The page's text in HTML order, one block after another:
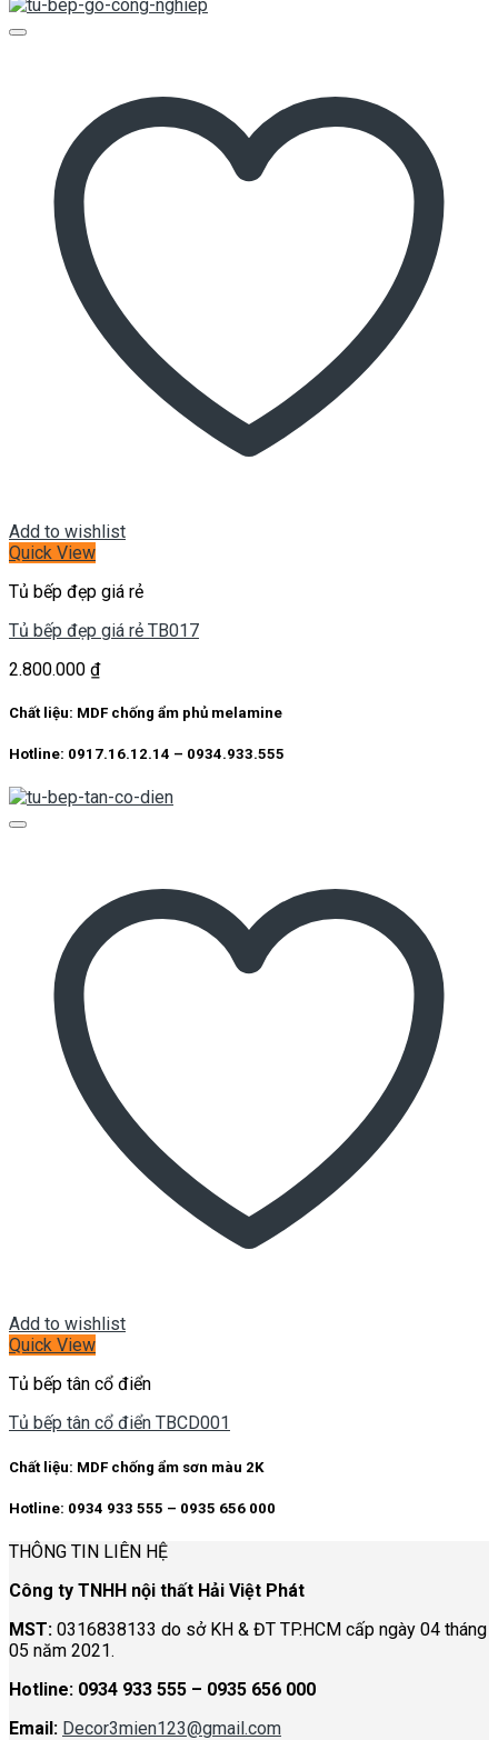
Add to wishlist
Quick View
Tủ bếp đẹp giá rẻ
Tủ bếp đẹp giá rẻ TB017
2.800.000 ₫
Chất liệu: MDF chống ẩm phủ melamine
Hotline: 0917.16.12.14 – 0934.933.555
Add to wishlist
Quick View
Tủ bếp tân cổ điển
Tủ bếp tân cổ điển TBCD001
Chất liệu: MDF chống ẩm sơn màu 2K
Hotline: 0934 933 555 – 0935 656 000
THÔNG TIN LIÊN HỆ
Công ty TNHH nội thất Hải Việt Phát
MST: 0316838133 do sở KH & ĐT TP.HCM cấp ngày 04 tháng
05 năm 2021.
Hotline: 0934 933 555 – 0935 656 000
Email: Decor3mien123@gmail.com